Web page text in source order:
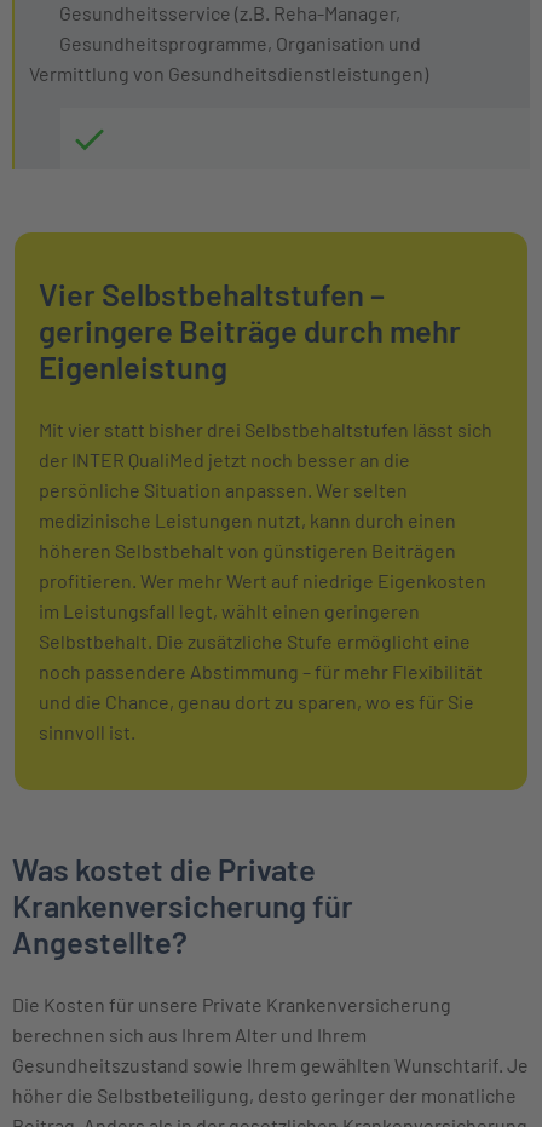
Gesundheitsservice (z.B. Reha-Manager,
Gesundheitsprogramme, Organisation und
Vermittlung von Gesundheitsdienstleistungen)
Vier Selbstbehaltstufen –
geringere Beiträge durch mehr
Eigenleistung
Mit vier statt bisher drei Selbstbehaltstufen lässt sich
der INTER QualiMed jetzt noch besser an die
persönliche Situation anpassen. Wer selten
medizinische Leistungen nutzt, kann durch einen
höheren Selbstbehalt von günstigeren Beiträgen
profitieren. Wer mehr Wert auf niedrige Eigenkosten
im Leistungsfall legt, wählt einen geringeren
Selbstbehalt. Die zusätzliche Stufe ermöglicht eine
noch passendere Abstimmung – für mehr Flexibilität
und die Chance, genau dort zu sparen, wo es für Sie
sinnvoll ist.
Was kostet die Private
Krankenversicherung für
Angestellte?
Die Kosten für unsere Private Krankenversicherung
berechnen sich aus Ihrem Alter und Ihrem
Gesundheitszustand sowie Ihrem gewählten Wunschtarif. Je
höher die Selbstbeteiligung, desto geringer der monatliche